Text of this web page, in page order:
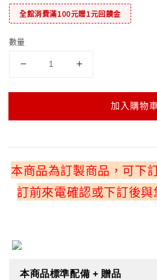
全館消費滿100元贈1元回饋金
數量
加入購物
本商品為訂製商品，可下
訂前來電確認或下訂後與
本商品標準配備 + 贈品